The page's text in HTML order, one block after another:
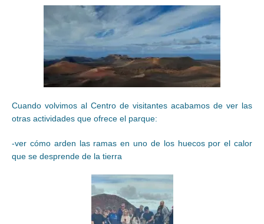
Cuando volvimos al Centro de visitantes acabamos de ver las
otras actividades que ofrece el parque:
-ver cómo arden las ramas en uno de los huecos por el calor
que se desprende de la tierra